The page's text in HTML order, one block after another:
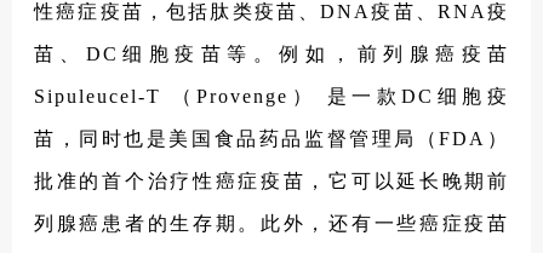
性癌症疫苗，包括肽类疫苗、DNA疫苗、RNA疫
苗、DC细胞疫苗等。例如，前列腺癌疫苗
Sipuleucel-T （Provenge） 是一款DC细胞疫
苗，同时也是美国食品药品监督管理局（FDA）
批准的首个治疗性癌症疫苗，它可以延长晚期前
列腺癌患者的生存期。此外，还有一些癌症疫苗